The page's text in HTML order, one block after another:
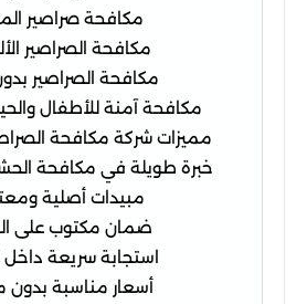
مكافحة صراصير
مكافحة الصراصير
مكافحة الصراصير
مكافحة آمنة للأطفال
مميزات شركة مكافحة
خبرة طويلة في مكافحة
مبيدات أصلية
ضمان مكتوب على
استجابة سريعة داخل
أسعار مناسبة بدون